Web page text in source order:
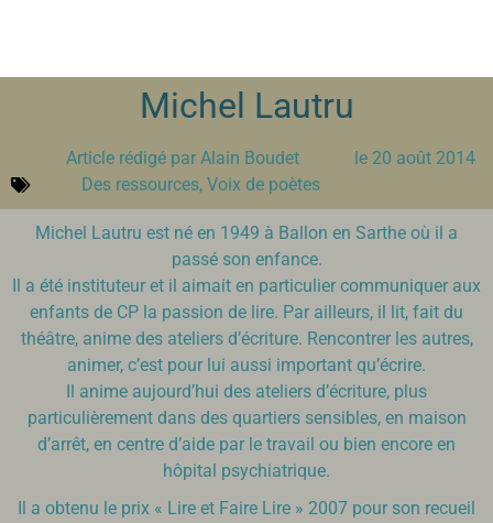
Michel Lautru
Article rédigé par Alain Boudet le 20 août 2014
Des ressources, Voix de poètes
Michel Lautru est né en 1949 à Ballon en Sarthe où il a
passé son enfance.
Il a été instituteur et il aimait en particulier communiquer aux
enfants de CP la passion de lire. Par ailleurs, il lit, fait du
théâtre, anime des ateliers d’écriture. Rencontrer les autres,
animer, c’est pour lui aussi important qu’écrire.
Il anime aujourd’hui des ateliers d’écriture, plus
particulièrement dans des quartiers sensibles, en maison
d’arrêt, en centre d’aide par le travail ou bien encore en
hôpital psychiatrique.
Il a obtenu le prix « Lire et Faire Lire » 2007 pour son recueil